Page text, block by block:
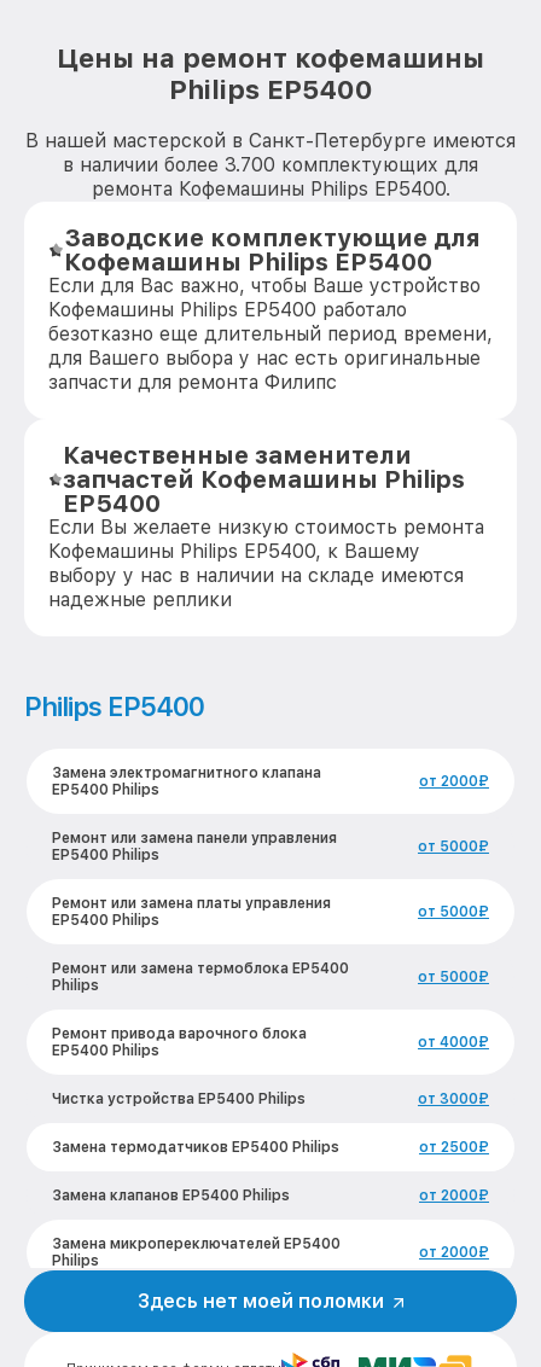
Цены на ремонт кофемашины
Philips EP5400
В нашей мастерской в Санкт-Петербурге имеются
в наличии более 3.700 комплектующих для
ремонта Кофемашины Philips EP5400.
Заводские комплектующие для
Кофемашины Philips EP5400
Если для Вас важно, чтобы Ваше устройство
Кофемашины Philips EP5400 работало
безотказно еще длительный период времени,
для Вашего выбора у нас есть оригинальные
запчасти для ремонта Филипс
Качественные заменители
запчастей Кофемашины Philips
EP5400
Если Вы желаете низкую стоимость ремонта
Кофемашины Philips EP5400, к Вашему
выбору у нас в наличии на складе имеются
надежные реплики
Philips EP5400
Замена электромагнитного клапана
EP5400 Philips
от 2000₽
Ремонт или замена панели управления
EP5400 Philips
от 5000₽
Ремонт или замена платы управления
EP5400 Philips
от 5000₽
Ремонт или замена термоблока EP5400
Philips
от 5000₽
Ремонт привода варочного блока
EP5400 Philips
от 4000₽
Чистка устройства EP5400 Philips от 3000₽
Замена термодатчиков EP5400 Philips от 2500₽
Замена клапанов EP5400 Philips от 2000₽
Замена микропереключателей EP5400
Philips
от 2000₽
Ремонт или замена флоуметра EP5400
Здесь нет моей поломки